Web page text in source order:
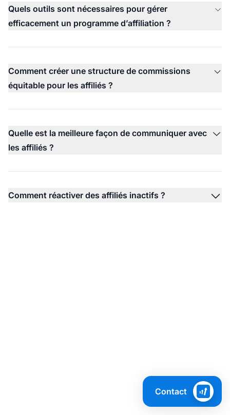
Quels outils sont nécessaires pour gérer
efficacement un programme d’affiliation ?
Comment créer une structure de commissions
équitable pour les affiliés ?
Quelle est la meilleure façon de communiquer avec
les affiliés ?
Comment réactiver des affiliés inactifs ?
votre programme
d’affiliation ?Contact